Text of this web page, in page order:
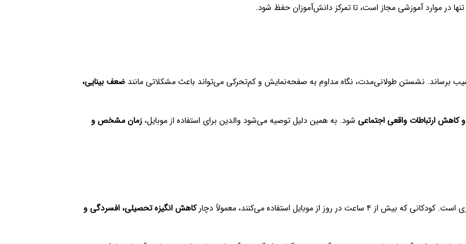
در موارد آموزشی مجاز است، تا تمرکز دانش‌آموزان حفظ شود.
برساند. نشستن طولانی‌مدت، نگاه مداوم به صفحه‌نمایش و کم‌تحرکی می‌تواند باعث مشکلاتی مانند ضعف بینایی،
کاهش ارتباطات واقعی اجتماعی شود. به همین دلیل توصیه می‌شود والدین برای استفاده از موبایل،زمان مشخص و
موبایل استفاده می‌کنند، معمولاً دچار
کاهش انگیزه تحصیلی، افسردگی و